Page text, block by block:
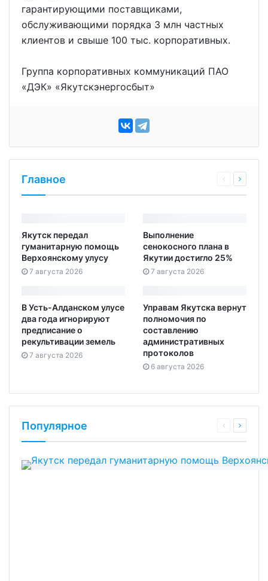
гарантирующими поставщиками,
обслуживающими порядка 3 млн частных
клиентов и свыше 100 тыс. корпоративных.
Группа корпоративных коммуникаций ПАО
«ДЭК» «Якутскэнергосбыт»
Главное
Якутск передал
гуманитарную помощь
Верхоянскому улусу
7 августа 2026
Выполнение
сенокосного плана в
Якутии достигло 25%
7 августа 2026
В Усть-Алданском улусе
два года игнорируют
предписание о
рекультивации земель
7 августа 2026
Управам Якутска вернут
полномочия по
составлению
административных
протоколов
6 августа 2026
Популярное